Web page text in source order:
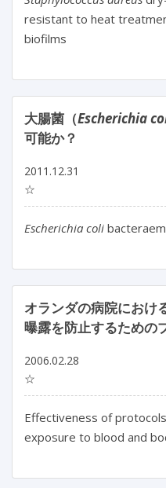
resistant to heat
biofilms
大腸菌（Escherichia
可能か？
2011.12.31
☆
Escherichia coli
オランダの病院におけ
曝露を防止するための
2006.02.28
☆
Effectiveness of
exposure to blood and